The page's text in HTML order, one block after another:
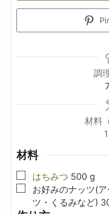
調
材料
1
材料
▢
はちみつ 500 g
▢
お好みのナッツ(
ツ・くるみなど)